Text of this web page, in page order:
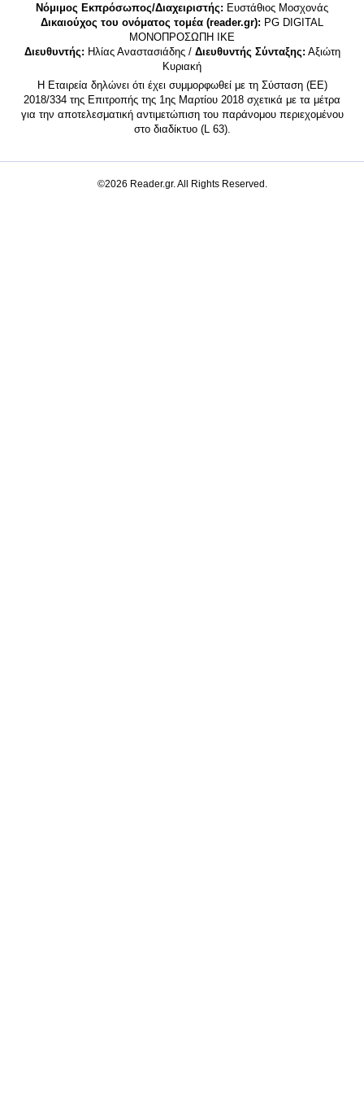
Νόμιμος Εκπρόσωπος/Διαχειριστής: Ευστάθιος Μοσχονάς
Δικαιούχος του ονόματος τομέα (reader.gr): PG DIGITAL
MONΟΠΡΟΣΩΠΗ ΙΚΕ
Διευθυντής: Ηλίας Αναστασιάδης / Διευθυντής Σύνταξης: Αξιώτη
Κυριακή
Η Εταιρεία δηλώνει ότι έχει συμμορφωθεί με τη Σύσταση (ΕΕ)
2018/334 της Επιτροπής της 1ης Μαρτίου 2018 σχετικά με τα μέτρα
για την αποτελεσματική αντιμετώπιση του παράνομου περιεχομένου
στο διαδίκτυο (L 63).
©2026 Reader.gr. All Rights Reserved.